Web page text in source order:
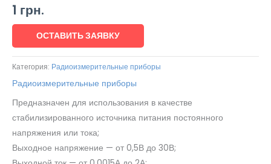
1 грн.
ОСТАВИТЬ ЗАЯВКУ
Категория: Радиоизмерительные приборы
Радиоизмерительные приборы
Предназначен для использования в качестве
стабилизированного источника питания постоянного
напряжения или тока;
Выходное напряжение — от 0,5В до 30В;